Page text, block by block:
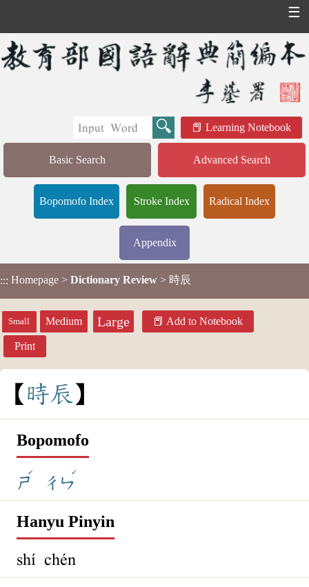
☰
Learning Notebook
Basic Search Advanced Search
Bopomofo Index Stroke Index Radical Index
Appendix
::: Homepage > Dictionary Review > 時辰
Small Medium Large Add to Notebook
Print
時辰
Bopomofo
ㄕ
ˊ
ㄔㄣ
ˊ
Hanyu Pinyin
shí chén